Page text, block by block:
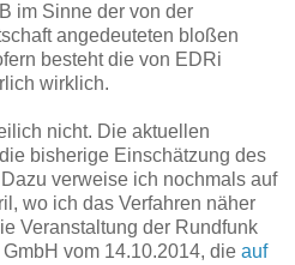
im Sinne der von der
angedeuteten bloßen
besteht die von EDRi
wirklich.
nicht. Die aktuellen
bisherige Einschätzung des
verweise ich nochmals auf
wo ich das Verfahren näher
Veranstaltung der Rundfunk
vom 14.10.2014, die auf